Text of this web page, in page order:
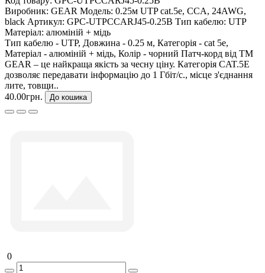
Виробник: GEAR Модель: 0.25м UTP cat.5e, CCA, 24AWG,
black Артикул: GPC-UTPCCARJ45-0.25B Тип кабелю: UTP
Матеріал: алюміній + мідь
Тип кабелю - UTP, Довжина - 0.25 м, Категорія - cat 5e,
Матеріал - алюміній + мідь, Колір - чорний Патч-корд від ТМ
GEAR – це найкраща якість за чесну ціну. Категорія CAT.5E
дозволяє передавати інформацію до 1 Гбіт/с., місце з'єднання
лите, товщи..
40.00грн.
До кошика
0